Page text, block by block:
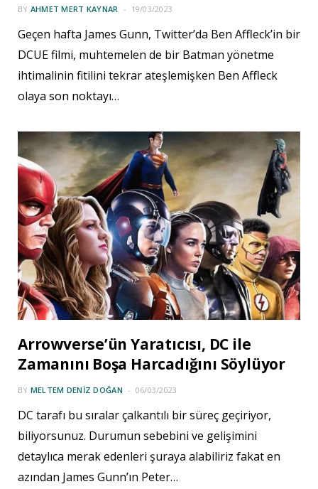
BY AHMET MERT KAYNAR 19/03/2023
Geçen hafta James Gunn, Twitter’da Ben Affleck’in bir
DCUE filmi, muhtemelen de bir Batman yönetme
ihtimalinin fitilini tekrar ateşlemişken Ben Affleck
olaya son noktayı…
Arrowverse’ün Yaratıcısı, DC ile
Zamanını Boşa Harcadığını Söylüyor
BY MELTEM DENIZ DOĞAN 06/03/2023
DC tarafı bu sıralar çalkantılı bir süreç geçiriyor,
biliyorsunuz. Durumun sebebini ve gelişimini
detaylıca merak edenleri şuraya alabiliriz fakat en
azından James Gunn’ın Peter…